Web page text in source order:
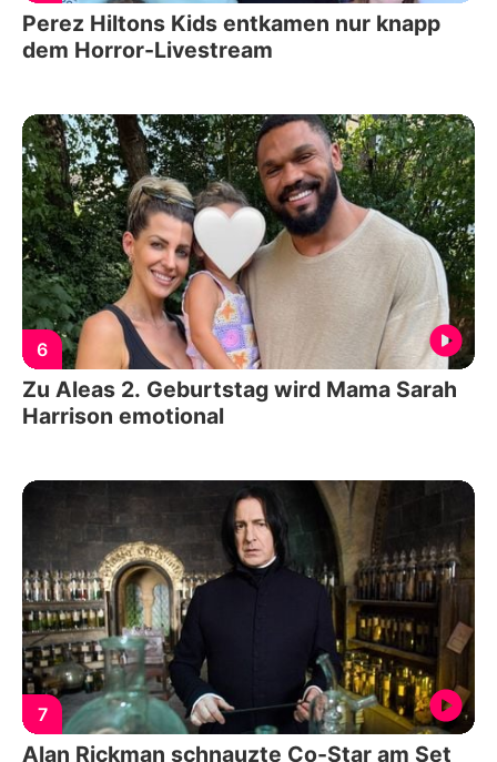
Perez Hiltons Kids entkamen nur knapp
dem Horror-Livestream
6
Zu Aleas 2. Geburtstag wird Mama Sarah
Harrison emotional
7
Alan Rickman schnauzte Co-Star am Set